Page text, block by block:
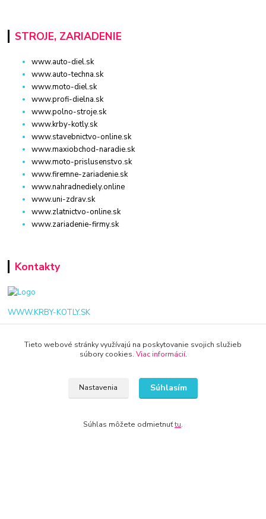
STROJE, ZARIADENIE
www.auto-diel.sk
www.auto-techna.sk
www.moto-diel.sk
www.profi-dielna.sk
www.polno-stroje.sk
www.krby-kotly.sk
www.stavebnictvo-online.sk
www.maxiobchod-naradie.sk
www.moto-prislusenstvo.sk
www.firemne-zariadenie.sk
www.nahradnediely.online
www.uni-zdrav.sk
www.zlatnictvo-online.sk
www.zariadenie-firmy.sk
Kontakty
WWW.KRBY-KOTLY.SK
Tieto webové stránky využívajú na poskytovanie svojich služieb
súbory cookies. Viac informácií.
Nastavenia Súhlasím
Súhlas môžete odmietnuťtu.